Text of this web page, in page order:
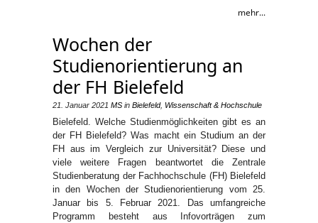
mehr...
Wochen der
Studienorientierung an
der FH Bielefeld
21. Januar 2021 MS in Bielefeld, Wissenschaft & Hochschule
Bielefeld. Welche Studienmöglichkeiten gibt es an
der FH Bielefeld? Was macht ein Studium an der
FH aus im Vergleich zur Universität? Diese und
viele weitere Fragen beantwortet die Zentrale
Studienberatung der Fachhochschule (FH) Bielefeld
in den Wochen der Studienorientierung vom 25.
Januar bis 5. Februar 2021. Das umfangreiche
Programm besteht aus Infovorträgen zum